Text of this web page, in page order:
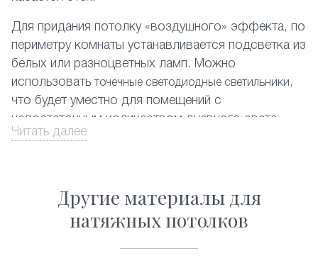
Для придания потолку «воздушного» эффекта, по
периметру комнаты устанавливается подсветка из
белых или разноцветных ламп. Можно
использоватьточечные светодиодные светильники ,
что будет уместно для помещений с
недостаточным количеством дневного света.
Оформите заказ на сайте со скидкой, и мы в
кратчайшие сроки обустроим вашу квартиру в
Читать далее
Другие материалы для
натяжных потолков